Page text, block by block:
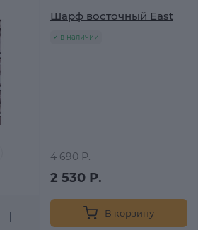
Шарф восточный East
в наличии
4 690 Р.
2 530 Р.
В корзину